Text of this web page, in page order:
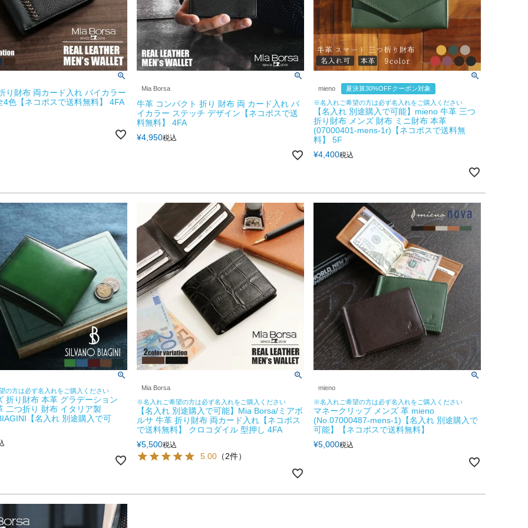
り財布 両カード入れ バイカラー
4色【ネコポスで送料無料】 4FA
Mia Borsa
牛革 コンパクト 折り 財布 両 カード入れ バ
イカラー ステッチ デザイン【ネコポスで送
料無料】 4FA
¥4,950税込
mieno
夏決算30%OFFクーポン対象
※名入れご希望の方は必ず名入れをご購入ください
【名入れ 別途購入で可能】mieno 牛革 三つ
折り財布 メンズ 財布 ミニ財布 本革
(07000401-mens-1r)【ネコポスで送料無
料】 5F
¥4,400税込
の方は必ず名入れをご購入ください
折り財布 本革 グラデーション
二つ折り 財布 イタリア製
【名入れ 別途購入で可
Mia Borsa
※名入れご希望の方は必ず名入れをご購入ください
【名入れ 別途購入で可能】Mia Borsa/ミアボ
ルサ 牛革 折り財布 両カード入れ【ネコポス
で送料無料】 クロコダイル 型押し 4FA
¥5,500税込
5.00 （2件）
mieno
※名入れご希望の方は必ず名入れをご購入ください
マネークリップ メンズ 革 mieno
(No.07000487-mens-1)【名入れ 別途購入で
可能】【ネコポスで送料無料】
¥5,000税込